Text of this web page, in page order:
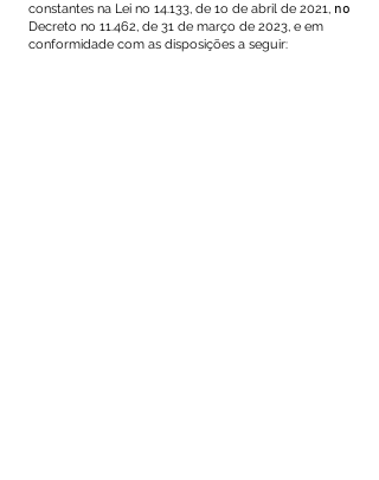
constantes na Lei no 14.133, de 1o de abril de 2021, no
Decreto no 11.462, de 31 de março de 2023, e em
conformidade com as disposições a seguir: